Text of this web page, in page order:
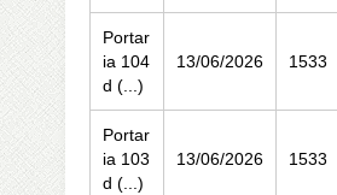
Portar
ia 104
d (...)
13/06/2026 1533
Portar
ia 103
d (...)
13/06/2026 1533